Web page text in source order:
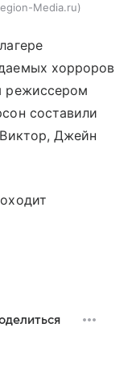
Media.ru
хорроров
режиссером
составили
Джейн